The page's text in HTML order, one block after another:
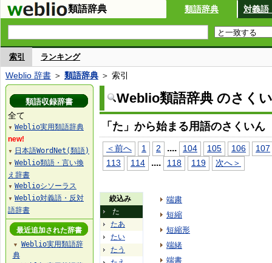
類語辞典 類語辞典 対義語
索引 ランキング
Weblio 辞書 ＞ 類語辞典 ＞ 索引
Weblio類語辞典 のさく
「た」から始まる用語のさくいん
＜前へ 1 2 .... 104 105 106
107
113
114 .... 118 119 次へ＞
絞込み
た
たあ
たい
たう
端粛
短縮
短縮形
端緒
端書
類語収録辞書
全て
▼ Weblio実用類語辞典
new!
▼ 日本語WordNet(類語)
▼ Weblio類語・言い換
え辞書
▼ Weblioシソーラス
▼ Weblio対義語・反対
語辞書
最近追加された辞書
▼
Weblio実用類語辞
典